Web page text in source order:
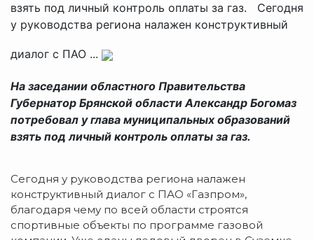
взять под личный контроль оплаты за газ. Сегодня
у руководства региона налажен конструктивный
диалог с ПАО ...
На заседании областного Правительства
Губернатор Брянской области Александр Богомаз
потребовал у глава муниципальных образований
взять под личный контроль оплаты за газ.
Сегодня у руководства региона налажен
конструктивный диалог с ПАО «Газпром»,
благодаря чему по всей области строятся
спортивные объекты по программе газовой